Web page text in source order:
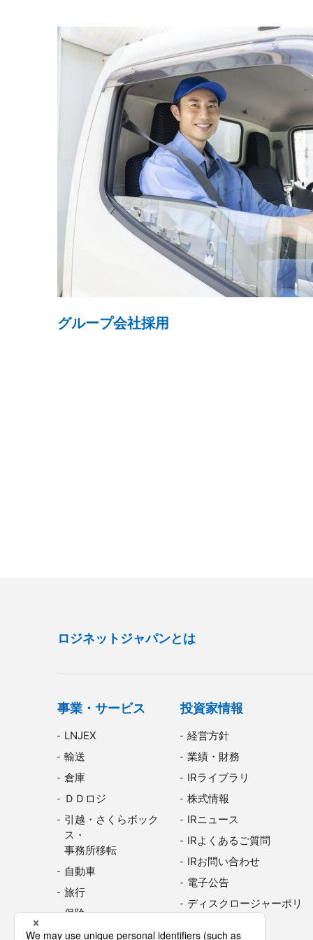
グループ会社採用
ロジネットジャパンとは
事業・サービス
LNJEX
輸送
倉庫
ＤＤロジ
引越・さくらボック
ス・
事務所移転
自動車
旅行
保険
飲料水
投資家情報
経営方針
業績・財務
IRライブラリ
株式情報
IRニュース
IRよくあるご質問
IRお問い合わせ
電子公告
ディスクロージャーポリ